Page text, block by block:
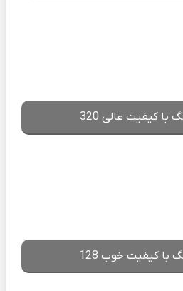
با کیفیت عالی 320
با کیفیت خوب 128